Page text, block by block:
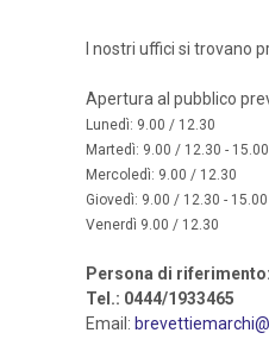
I nostri uffici si trovano
Apertura al pubblico
Lunedì: 9.00 / 12.30
Martedì: 9.00 / 12.30 -
Mercoledì: 9.00 / 12.30
Giovedì: 9.00 / 12.30 -
Venerdì 9.00 / 12.30
Persona di
Tel.: 0444/1933465
Email: